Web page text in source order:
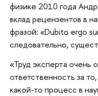
физике 2010 года
вклад рецензентов в
фразой: «Dubito ergo
следовательно,
«Труд эксперта очень
ответственность за
какой-то процесс в